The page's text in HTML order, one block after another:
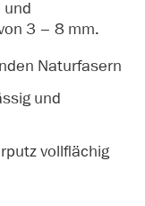
und
3 – 8 mm.
Naturfasern
und
vollflächig